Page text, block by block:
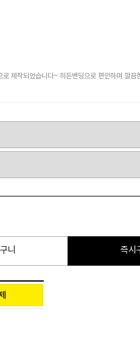
제작되었습니다~ 히든밴딩으로 편안하며 깔끔
니 즉시